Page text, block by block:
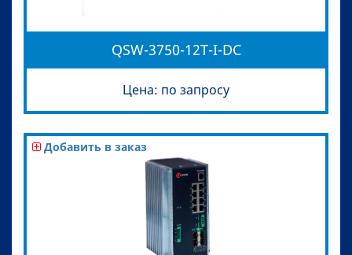
QSW-3750-12T-I-DC
Цена: по запросу
Добавить в заказ